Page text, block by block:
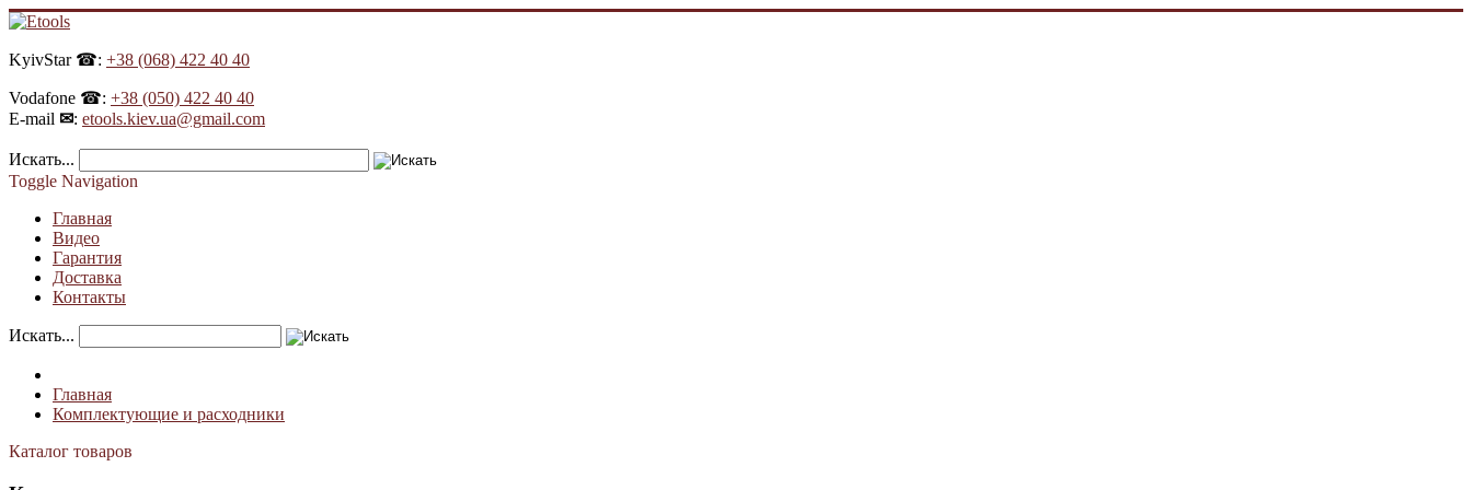
KyivStar ☎: +38 (068) 422 40 40
Vodafone ☎: +38 (050) 422 40 40
E-mail ✉: etools.kiev.ua@gmail.com
Искать...
Toggle Navigation
Главная
Видео
Гарантия
Доставка
Контакты
Искать...
Главная
Комплектующие и расходники
Каталог товаров